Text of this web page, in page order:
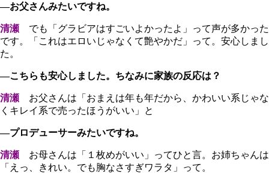
―お父さんみたいですね。
清瀬 でも「グラビアはすごいよかったよ」って声が多かった
です。「これはエロいじゃなくて艶やかだ」って。安心しまし
た。
―こちらも安心しました。ちなみに家族の反応は？
清瀬 お父さんは「おまえは年も年だから、かわいい系じゃな
くキレイ系で売ったほうがいい」と
―プロデューサーみたいですね。
清瀬
お母さんは「１枚めがいい」ってひと言。お姉ちゃんは
「えっ、きれい。でも胸なさすぎワラタ」って。